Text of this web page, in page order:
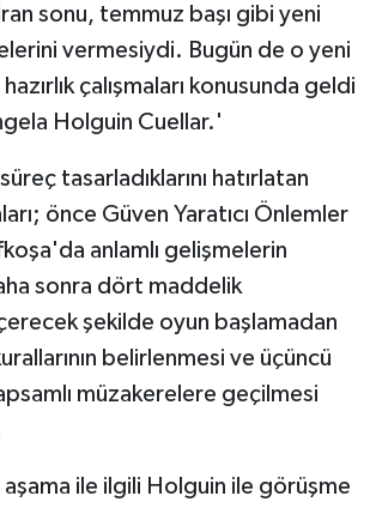
sonu, temmuz başı gibi yeni
vermesiydi. Bugün de o yeni
çalışmaları konusunda geldi
Holguin Cuellar.'
tasarladıklarını hatırlatan
önce Güven Yaratıcı Önlemler
anlamlı gelişmelerin
sonra dört maddelik
şekilde oyun başlamadan
belirlenmesi ve üçüncü
müzakerelere geçilmesi
aşama ile ilgili Holguin ile görüşme